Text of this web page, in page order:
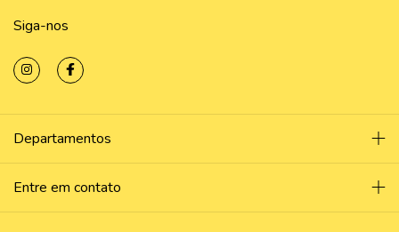
Siga-nos
Departamentos
Entre em contato